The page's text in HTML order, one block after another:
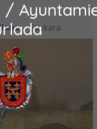
/
Euskara